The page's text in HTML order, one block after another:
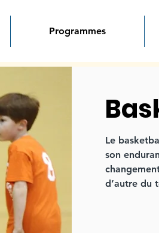
Programmes
Le
son
d’autre du